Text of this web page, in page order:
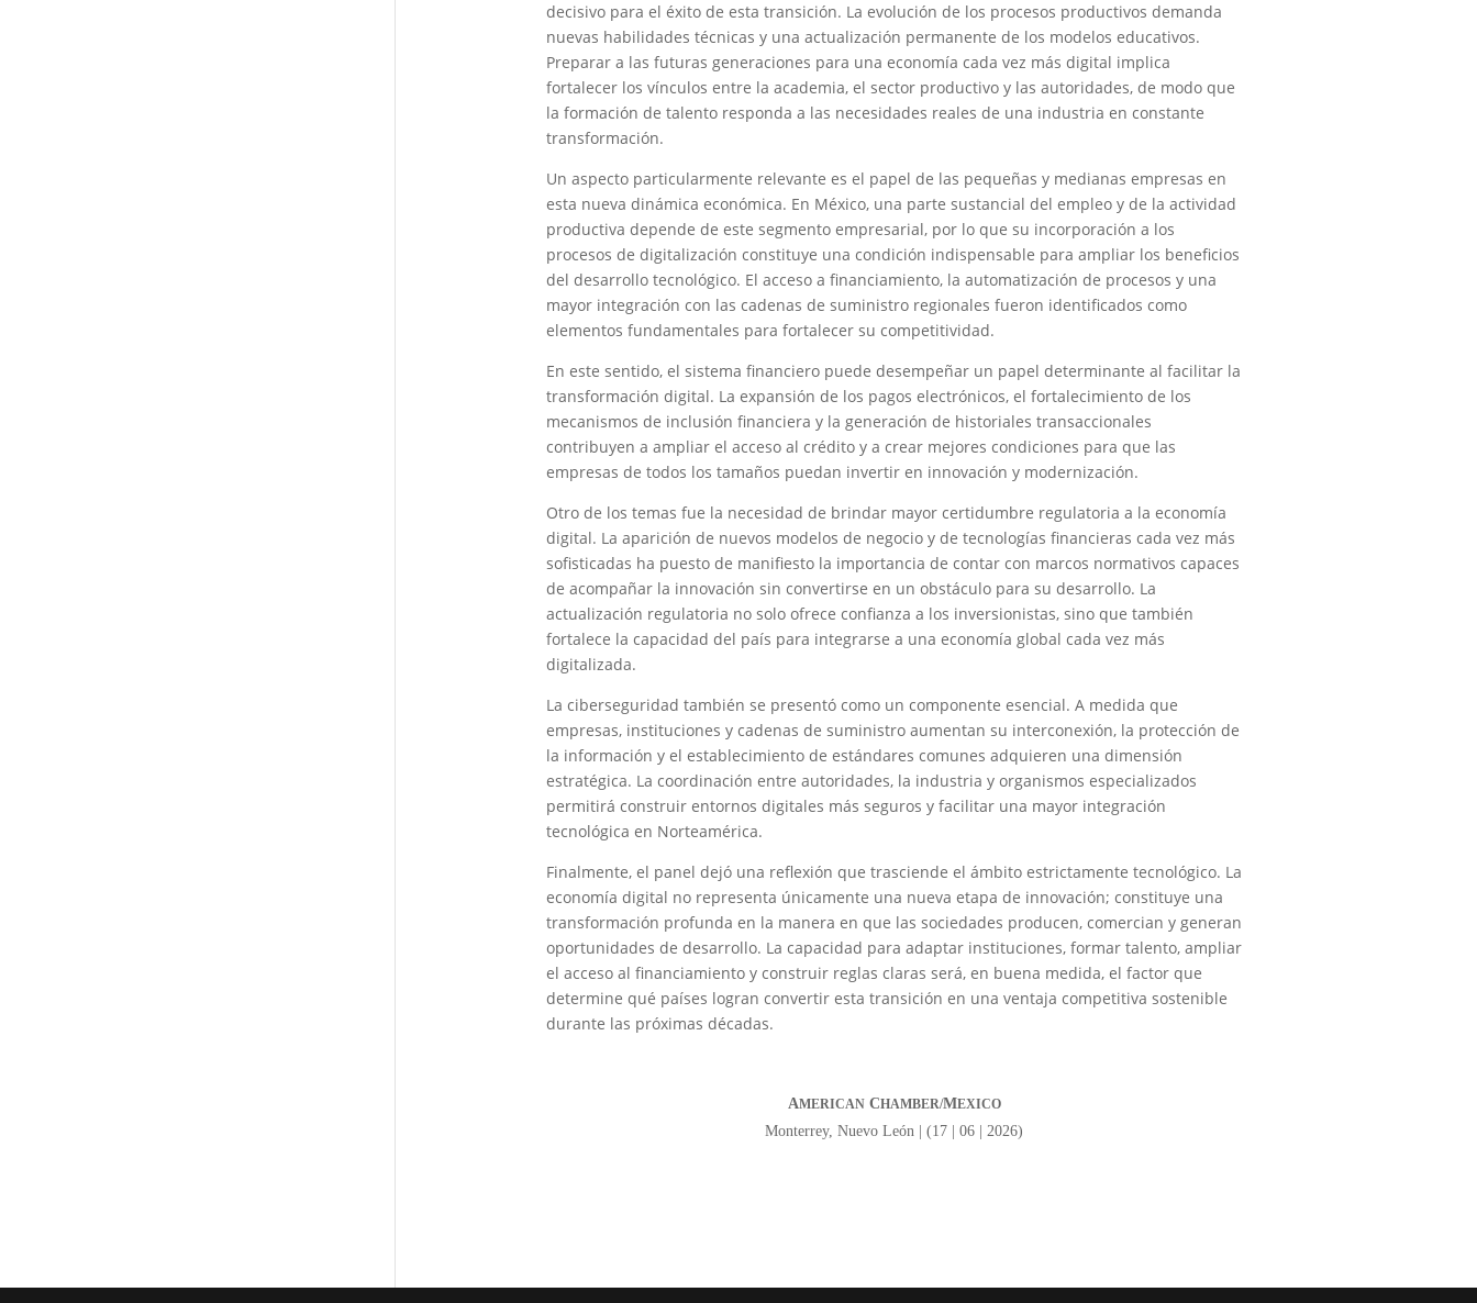
decisivo para el éxito de esta transición. La evolución de los procesos productivos demanda
nuevas habilidades técnicas y una actualización permanente de los modelos educativos.
Preparar a las futuras generaciones para una economía cada vez más digital implica
fortalecer los vínculos entre la academia, el sector productivo y las autoridades, de modo que
la formación de talento responda a las necesidades reales de una industria en constante
transformación.
Un aspecto particularmente relevante es el papel de las pequeñas y medianas empresas en
esta nueva dinámica económica. En México, una parte sustancial del empleo y de la actividad
productiva depende de este segmento empresarial, por lo que su incorporación a los
procesos de digitalización constituye una condición indispensable para ampliar los beneficios
del desarrollo tecnológico. El acceso a financiamiento, la automatización de procesos y una
mayor integración con las cadenas de suministro regionales fueron identificados como
elementos fundamentales para fortalecer su competitividad.
En este sentido, el sistema financiero puede desempeñar un papel determinante al facilitar la
transformación digital. La expansión de los pagos electrónicos, el fortalecimiento de los
mecanismos de inclusión financiera y la generación de historiales transaccionales
contribuyen a ampliar el acceso al crédito y a crear mejores condiciones para que las
empresas de todos los tamaños puedan invertir en innovación y modernización.
Otro de los temas fue la necesidad de brindar mayor certidumbre regulatoria a la economía
digital. La aparición de nuevos modelos de negocio y de tecnologías financieras cada vez más
sofisticadas ha puesto de manifiesto la importancia de contar con marcos normativos capaces
de acompañar la innovación sin convertirse en un obstáculo para su desarrollo. La
actualización regulatoria no solo ofrece confianza a los inversionistas, sino que también
fortalece la capacidad del país para integrarse a una economía global cada vez más
digitalizada.
La ciberseguridad también se presentó como un componente esencial. A medida que
empresas, instituciones y cadenas de suministro aumentan su interconexión, la protección de
la información y el establecimiento de estándares comunes adquieren una dimensión
estratégica. La coordinación entre autoridades, la industria y organismos especializados
permitirá construir entornos digitales más seguros y facilitar una mayor integración
tecnológica en Norteamérica.
Finalmente, el panel dejó una reflexión que trasciende el ámbito estrictamente tecnológico. La
economía digital no representa únicamente una nueva etapa de innovación; constituye una
transformación profunda en la manera en que las sociedades producen, comercian y generan
oportunidades de desarrollo. La capacidad para adaptar instituciones, formar talento, ampliar
el acceso al financiamiento y construir reglas claras será, en buena medida, el factor que
determine qué países logran convertir esta transición en una ventaja competitiva sostenible
durante las próximas décadas.
AMERICANCHAMBER/MEXICO
Monterrey, Nuevo León | (17 | 06 | 2026)